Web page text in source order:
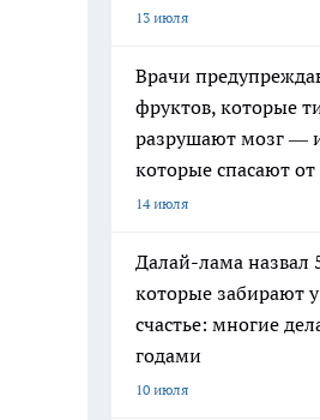
13 июля
Врачи
фруктов, которые
разрушают мозг —
которые спасают
14 июля
Далай-лама назвал
которые забирают
счастье: многие
годами
10 июля